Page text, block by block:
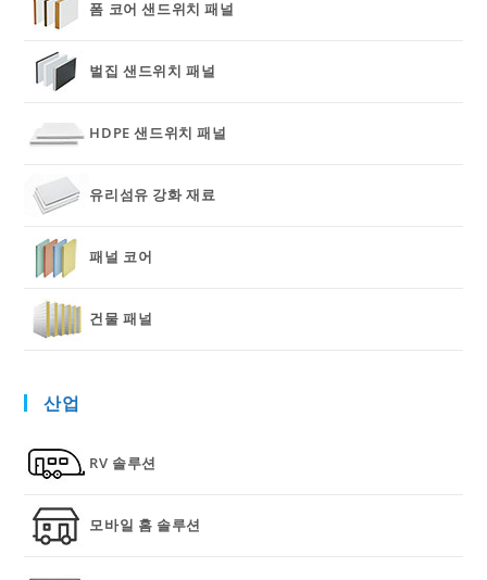
폼 코어 샌드위치 패널
벌집 샌드위치 패널
HDPE 샌드위치 패널
유리섬유 강화 재료
패널 코어
건물 패널
산업
RV 솔루션
모바일 홈 솔루션